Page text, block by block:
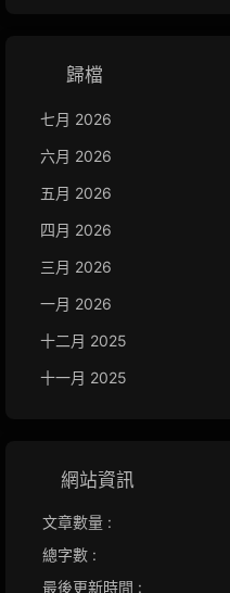
歸檔
七月 2026
六月 2026
五月 2026
四月 2026
三月 2026
一月 2026
十二月 2025
十一月 2025
網站資訊
文章數量 :
總字數 :
最後更新時間 :